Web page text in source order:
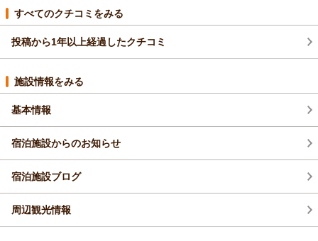
ホテル内にレストランや浴槽がなく、ご不便をお掛けしたと存
じます。フェアフィールド･バイ･マリオット道の駅プロジェク
トでは、
に貢献することをコンセプトとしてございます。
としましても、とても励みになります。
また、貴重なご意見ありがとうございます。
これからも更なるサービスの向上と改善に努め、お越し頂きま
したお客様にお喜び頂けるご滞在のため、日々尽力して参る所
存でございます。
うお願い申し上げます。
HK様のまたのご利用をスタッフ一同心よりお待ちしておりま
すべてのクチコミをみる
投稿から1年以上経過したクチコミ
施設情報をみる
基本情報
宿泊施設からのお知らせ
宿泊施設ブログ
周辺観光情報